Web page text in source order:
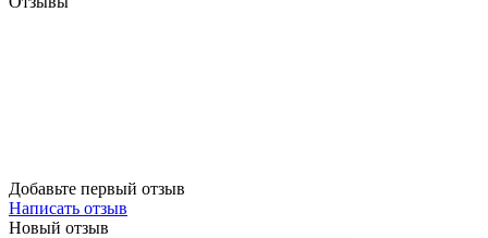
Добавьте первый отзыв
Написать отзыв
Новый отзыв